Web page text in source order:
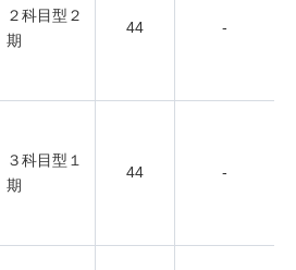
２科目型２
期
44 -
３科目型１
期
44 -